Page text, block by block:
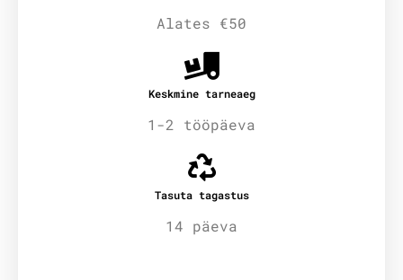
Alates €50
Keskmine tarneaeg
1-2 tööpäeva
Tasuta tagastus
14 päeva